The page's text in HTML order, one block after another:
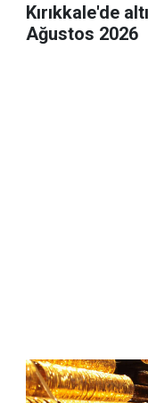
Kırıkkale'de
Ağustos 2026